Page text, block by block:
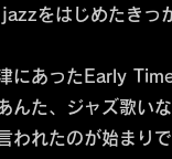
をはじめたきっ
にあったEarly
あんた、ジャズ歌いな
われたのが始まり